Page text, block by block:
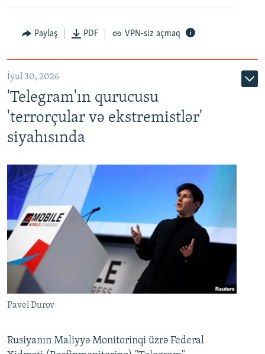
Paylaş PDF VPN-siz açmaq
İyul 30, 2026
'Telegram'ın qurucusu
'terrorçular və ekstremistlər'
siyahısında
Pavel Durov
Rusiyanın Maliyyə Monitorinqi üzrə Federal